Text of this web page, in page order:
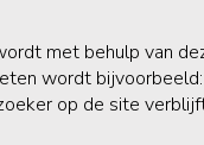
met behulp van
wordt
op de site